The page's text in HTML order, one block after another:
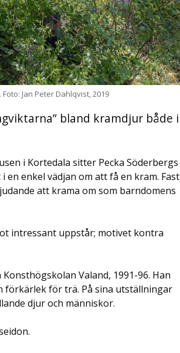
Jan Peter Dahlqvist, 2019
bland kramdjur både i
i Kortedala sitter Pecka Söderbergs
en enkel vädjan om att få en kram. Fast
att krama om som barndomens
intressant uppstår; motivet kontra
Valand, 1991-96. Han
förkärlek för trä. På sina utställningar
djur och människor.